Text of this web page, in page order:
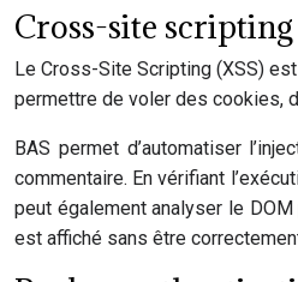
Cross-site scripting
Le Cross-Site Scripting (XSS)
permettre de voler des cookies,
BAS permet d’automatiser
commentaire. En vérifiant
peut également analyser le
est affiché sans être